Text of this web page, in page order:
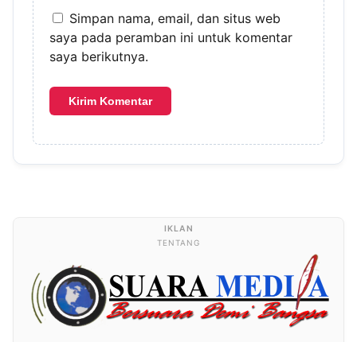
Simpan nama, email, dan situs web
saya pada peramban ini untuk komentar
saya berikutnya.
TENTANG